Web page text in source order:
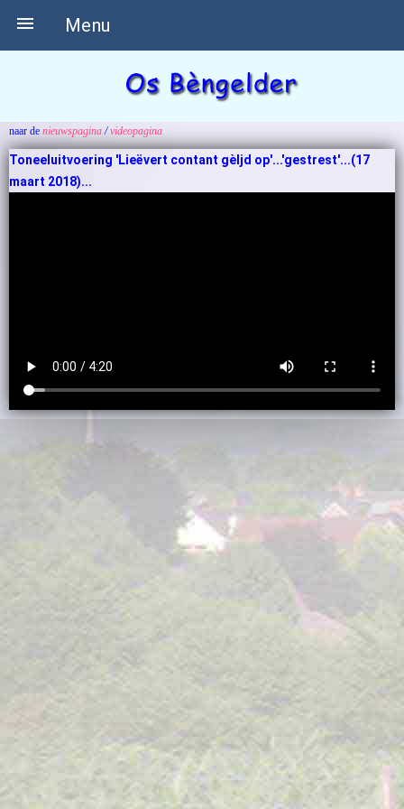
Menu

naar de nieuwspagina/videopagina
Toneeluitvoering 'Lieëvert contant gèljd op'...'gestrest'...(17
maart 2018)...